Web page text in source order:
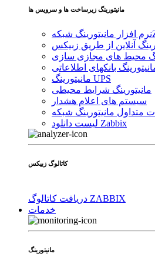
مانیتورینگ زیرساخت ها و سرویس ها
نرم افزار مانیتورینگ شبکه
آنلاین از طریق زبیکس
محیط های مجازی سازی
بانکهای اطلاعاتی
مانیتورینگ UPS
مانیتورینگ شرایط محیطی
سیستم های اعلام هشدار
متداول مانیتورینگ شبکه
لیست دانلود Zabbix
کاتالوگ زبیکس
دریافت کاتالوگ ZABBIX
خدمات
مانیتورینگ